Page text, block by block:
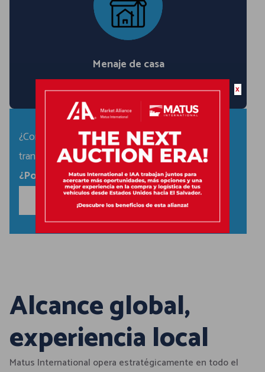
Menaje de casa
¿Conoce más sobre cómo Matus está
transformando el sector logístico en California?
¿Por qué necesito este servicio?
CONTÁCTANOS
Alcance global,
experiencia local
Matus International opera estratégicamente en todo el
x